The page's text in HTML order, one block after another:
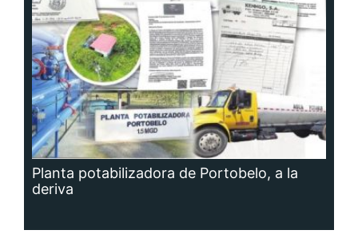
Planta potabilizadora de Portobelo, a la
deriva